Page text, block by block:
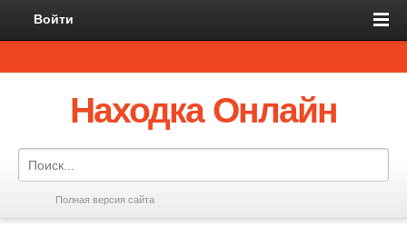
Войти
Находка Онлайн
Полная версия сайта